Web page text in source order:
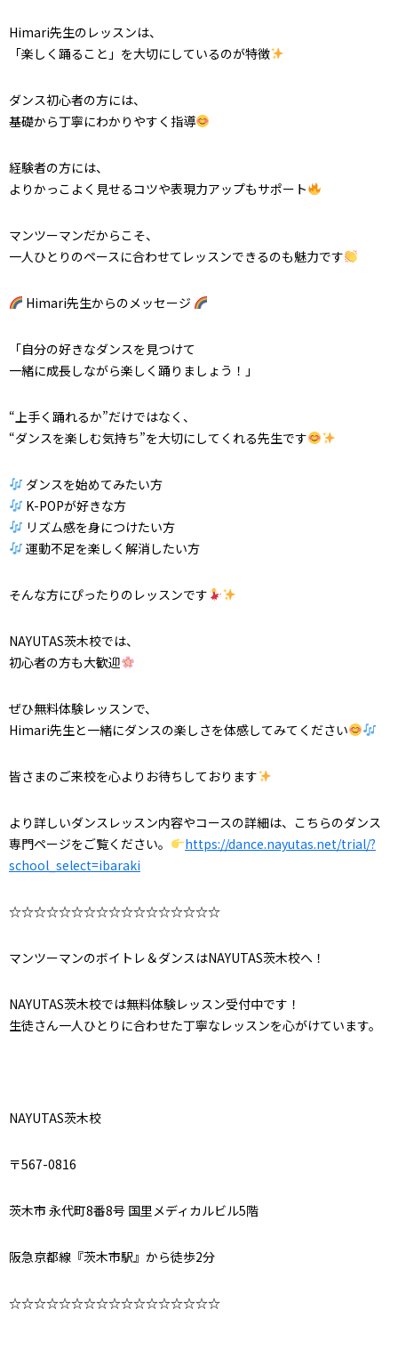
Himari先生のレッスンは、
「楽しく踊ること」を大切にしているのが特徴
ダンス初心者の方には、
基礎から丁寧にわかりやすく指導
経験者の方には、
よりかっこよく見せるコツや表現力アップもサポート
マンツーマンだからこそ、
一人ひとりのペースに合わせてレッスンできるのも魅力です
Himari先生からのメッセージ
「自分の好きなダンスを見つけて
一緒に成長しながら楽しく踊りましょう！」
“上手く踊れるか”だけではなく、
“ダンスを楽しむ気持ち”を大切にしてくれる先生です
ダンスを始めてみたい方
K-POPが好きな方
リズム感を身につけたい方
運動不足を楽しく解消したい方
そんな方にぴったりのレッスンです
NAYUTAS茨木校では、
初心者の方も大歓迎
ぜひ無料体験レッスンで、
Himari先生と一緒にダンスの楽しさを体感してみてください
皆さまのご来校を心よりお待ちしております
より詳しいダンスレッスン内容やコースの詳細は、こちらのダンス
専門ページをご覧ください。
https://dance.nayutas.net/trial/?
school_select=ibaraki
☆☆☆☆☆☆☆☆☆☆☆☆☆☆☆☆☆
マンツーマンのボイトレ＆ダンスはNAYUTAS茨木校へ！
NAYUTAS茨木校では無料体験レッスン受付中です！
生徒さん一人ひとりに合わせた丁寧なレッスンを心がけています。
NAYUTAS茨木校
〒567-0816
茨木市 永代町8番8号 国里メディカルビル5階
阪急京都線『茨木市駅』から徒歩2分
☆☆☆☆☆☆☆☆☆☆☆☆☆☆☆☆☆